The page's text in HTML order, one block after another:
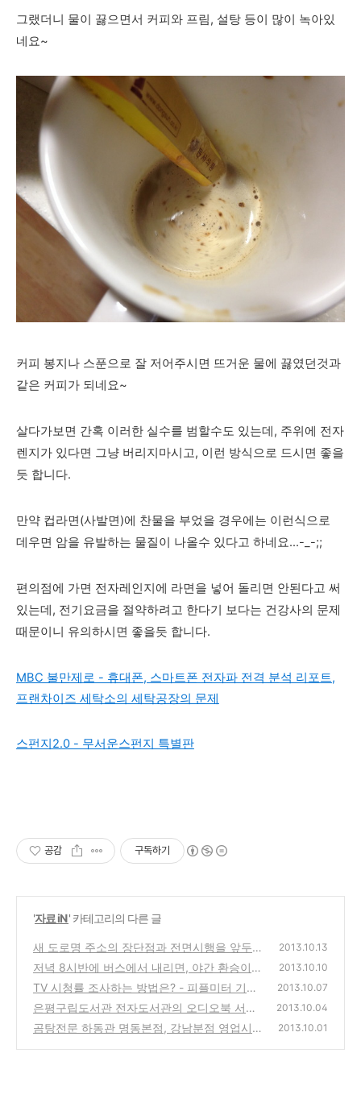
그랬더니 물이 끓으면서 커피와 프림, 설탕 등이 많이 녹아있
네요~
커피 봉지나 스푼으로 잘 저어주시면 뜨거운 물에 끓였던것과
같은 커피가 되네요~
살다가보면 간혹 이러한 실수를 범할수도 있는데, 주위에 전자
렌지가 있다면 그냥 버리지마시고, 이런 방식으로 드시면 좋을
듯 합니다.
만약 컵라면(사발면)에 찬물을 부었을 경우에는 이런식으로
데우면 암을 유발하는 물질이 나올수 있다고 하네요...-_-;;
편의점에 가면 전자레인지에 라면을 넣어 돌리면 안된다고 써
있는데, 전기요금을 절약하려고 한다기 보다는 건강사의 문제
때문이니 유의하시면 좋을듯 합니다.
MBC 불만제로 - 휴대폰, 스마트폰 전자파 전격 분석 리포트,
프랜차이즈 세탁소의 세탁공장의 문제
스펀지2.0 - 무서운스펀지 특별판
공감 구독하기
'자료 iN' 카테고리의 다른 글
새 도로명 주소의 장단점과 전면시행을 앞두고
주민등록증에 붙이라는 스티커
(0)
2013.10.13
저녁 8시반에 버스에서 내리면, 야간 환승이
가능한 시간은 언제까지일까?
(0)
2013.10.10
TV 시청률 조사하는 방법은? - 피플미터 기계
와 리모컨을 통해서 자동 집계
(0)
2013.10.07
은평구립도서관 전자도서관의 오디오북 서비
스와 사용방법 리뷰
(0)
2013.10.04
곰탕전문 하동관 명동본점, 강남분점 영업시간
2013.10.01